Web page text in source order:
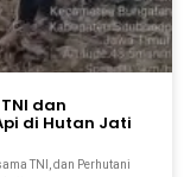
dan
di Hutan Jati
TNI, dan Perhutani